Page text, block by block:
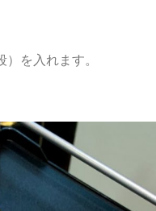
を入れます。